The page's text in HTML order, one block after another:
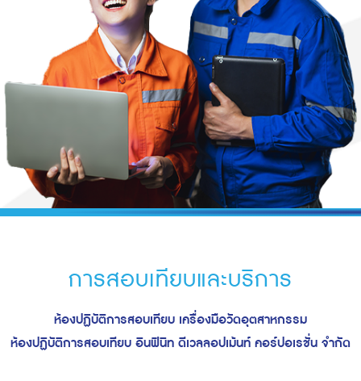
การสอบเทียบและบริการ
ห้องปฏิบัติการสอบเทียบ เครื่องมือวัดอุตสาหกรรม
ห้องปฏิบัติการสอบเทียบ อินฟินิท ดีเวลลอปเม้นท์ คอร์ปอเรชั่น จํากัด